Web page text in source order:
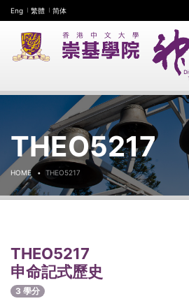
Eng 繁體 简体
THEO5217
HOME THEO5217
THEO5217
申命記式歷史
3 學分